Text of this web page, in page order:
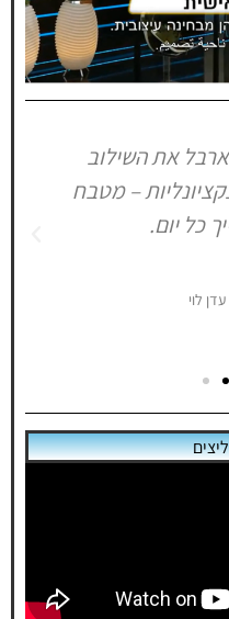
אישית
ואף מעבר:
ותוצאה סופית
שאפשרית.
שקרוקה